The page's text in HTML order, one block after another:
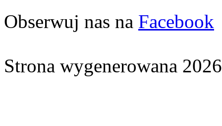
Obserwuj nas na Facebook
Strona wygenerowana